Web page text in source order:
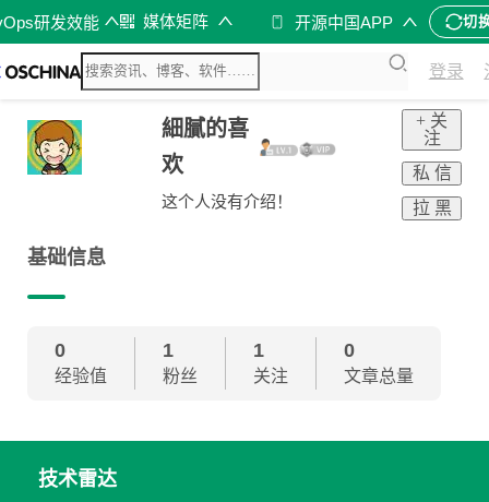
研发效能 媒体矩阵 开源中国APP 切
登录
細膩的喜
欢
这个人没有介绍！
+ 关
注
私 信
拉 黑
基础信息
0
经验值
1
粉丝
1
关注
0
文章总量
技术雷达